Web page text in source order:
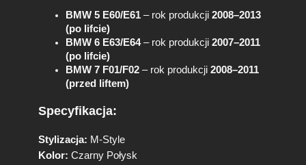
2
-
S
BMW 5 E60/E61 – rok produkcji 2008–2013
(po lifcie)
BMW 6 E63/E64– rok produkcji 2007–2011
(po lifcie)
BMW 7 F01/F02 – rok produkcji 2008–2011
(przed liftem)
Specyfikacja:
Stylizacja: M-Style
Kolor: Czarny Połysk